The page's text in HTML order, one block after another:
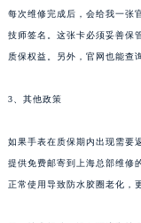
每次维修完成后，会给我一张
技师签名。这张卡必须妥善保
质保权益。另外，官网也能查
3、其他政策
如果手表在质保期内出现需要
提供免费邮寄到上海总部维修
正常使用导致防水胶圈老化，